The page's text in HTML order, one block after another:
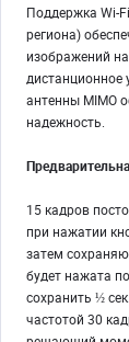
Поддержка Wi-
региона)
изображений
дистанционное
антенны MIMO
надежность.
15 кадров
при нажатии
затем
будет нажата
сохранить ½
частотой 30